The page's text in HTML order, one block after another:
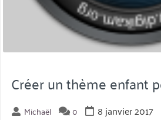
Créer un thème enfant
Michaël 0
8 janvier 2017